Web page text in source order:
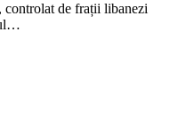
de frații libanezi